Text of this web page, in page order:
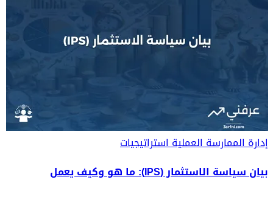
إدارة الممارسة العمليةاستراتيجيات
بيان سياسة الاستثمار (IPS): ما هو وكيف يعمل